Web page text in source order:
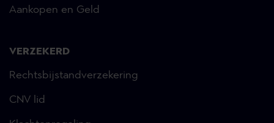
Aankopen en Geld
VERZEKERD
Rechtsbijstandverzekering
CNV lid